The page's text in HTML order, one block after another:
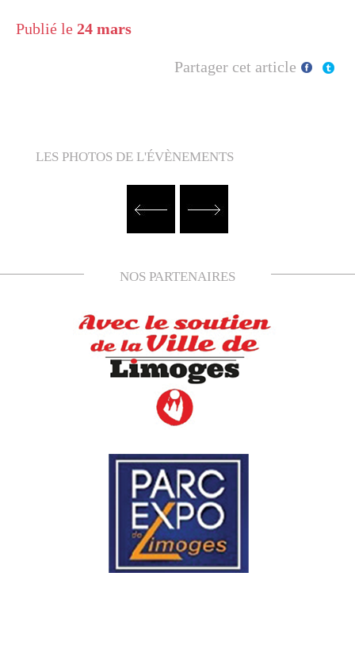
Publié le 24 mars
Partager cet article
LES PHOTOS DE L'ÉVÈNEMENTS
NOS PARTENAIRES